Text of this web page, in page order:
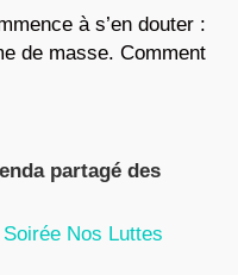
à s’en douter :
de masse. Comment
partagé des
Nos Luttes